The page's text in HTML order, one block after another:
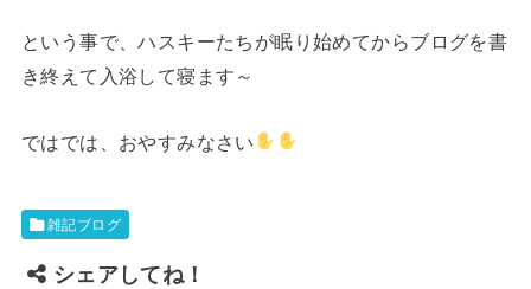
という事で、ハスキーたちが眠り始めてからブログを書
き終えて入浴して寝ます～
ではでは、おやすみなさい
雑記ブログ
シェアしてね！